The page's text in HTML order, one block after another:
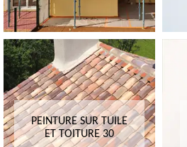
PEINTURE SUR TUILE
ET TOITURE 30